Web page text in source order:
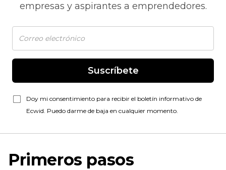
empresas y aspirantes a emprendedores.
Suscríbete
Doy mi consentimiento para recibir el boletín informativo de
Ecwid. Puedo darme de baja en cualquier momento.
Primeros pasos